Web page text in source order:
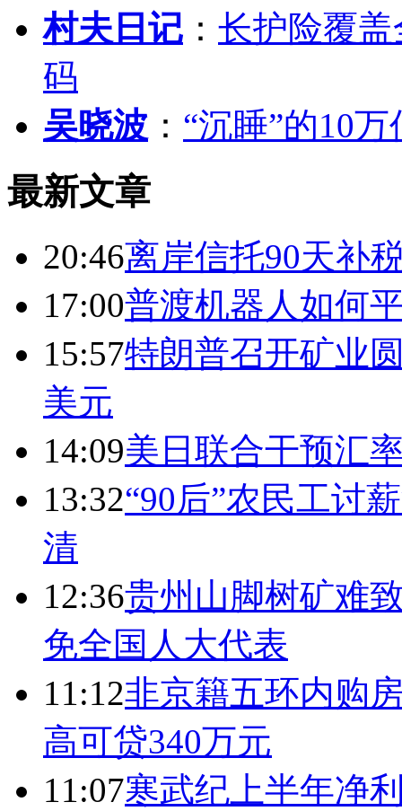
村夫日记 ： 长护险覆
码
吴晓波 ： “沉睡”的10
最新文章
20:46离岸信托90天补
17:00普渡机器人如何
15:57特朗普召开矿业
美元
14:09美日联合干预汇
13:32“90后”农民工讨
清
12:36贵州山脚树矿难
免全国人大代表
11:12非京籍五环内购
高可贷340万元
11:07寒武纪上半年净